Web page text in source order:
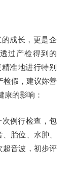
成长，更是企
过产检得到的
准地进行特别
检假，建议妳善
的影响：
例行检查，包
胎位、水肿、
超音波，初步评